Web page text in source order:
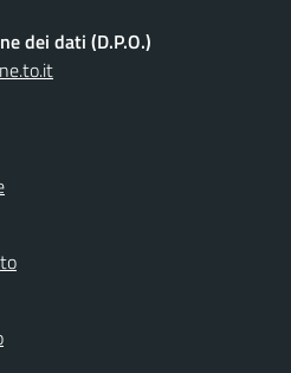
dei dati (D.P.O.)